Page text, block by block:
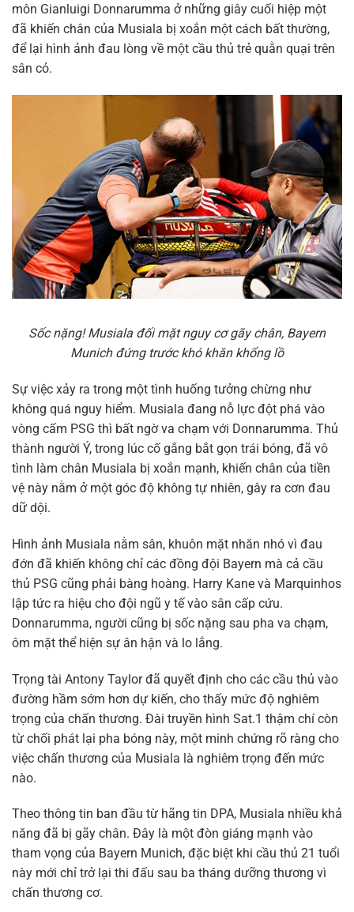
môn Gianluigi Donnarumma ở những giây cuối hiệp một
đã khiến chân của Musiala bị xoắn một cách bất thường,
để lại hình ảnh đau lòng về một cầu thủ trẻ quằn quại trên
sân cỏ.
Sốc nặng! Musiala đối mặt nguy cơ gãy chân, Bayern
Munich đứng trước khó khăn khổng lồ
Sự việc xảy ra trong một tình huống tưởng chừng như
không quá nguy hiểm. Musiala đang nỗ lực đột phá vào
vòng cấm PSG thì bất ngờ va chạm với Donnarumma. Thủ
thành người Ý, trong lúc cố gắng bắt gọn trái bóng, đã vô
tình làm chân Musiala bị xoắn mạnh, khiến chân của tiền
vệ này nằm ở một góc độ không tự nhiên, gây ra cơn đau
dữ dội.
Hình ảnh Musiala nằm sân, khuôn mặt nhăn nhó vì đau
đớn đã khiến không chỉ các đồng đội Bayern mà cả cầu
thủ PSG cũng phải bàng hoàng. Harry Kane và Marquinhos
lập tức ra hiệu cho đội ngũ y tế vào sân cấp cứu.
Donnarumma, người cũng bị sốc nặng sau pha va chạm,
ôm mặt thể hiện sự ân hận và lo lắng.
Trọng tài Antony Taylor đã quyết định cho các cầu thủ vào
đường hầm sớm hơn dự kiến, cho thấy mức độ nghiêm
trọng của chấn thương. Đài truyền hình Sat.1 thậm chí còn
từ chối phát lại pha bóng này, một minh chứng rõ ràng cho
việc chấn thương của Musiala là nghiêm trọng đến mức
nào.
Theo thông tin ban đầu từ hãng tin DPA, Musiala nhiều khả
năng đã bị gãy chân. Đây là một đòn giáng mạnh vào
tham vọng của Bayern Munich, đặc biệt khi cầu thủ 21 tuổi
này mới chỉ trở lại thi đấu sau ba tháng dưỡng thương vì
chấn thương cơ.